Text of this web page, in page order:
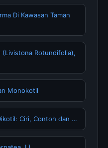
Di Kawasan Taman
(Livistona Rotundifolia),
Monokotil
Ciri, Contoh dan …